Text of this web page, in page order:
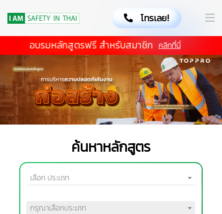
โทรเลย!
อบรมหลักสูตรฟรี สำหรับสมาชิก คลิกที่นี่
ค้นหาหลักสูตร
เลือก ประเภท
กรุณาเลือกประเภท